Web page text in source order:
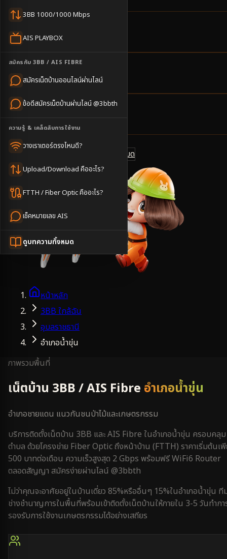
3BB 1000/1000 Mbps
AIS PLAYBOX
สมัครกับ 3BB / AIS FIBRE
สมัครเน็ตบ้านออนไลน์ผ่านไลน์
ข้อดีสมัครเน็ตบ้านผ่านไลน์ @3bbth
ความรู้ & เคล็ดลับการใช้งาน
วางเราเตอร์ตรงไหนดี?
Upload/Download คืออะไร?
FTTH / Fiber Optic คืออะไร?
เช็คหมายเลข AIS
ดูบทความทั้งหมด
4ตำบล
ครอบคลุมพื้นที่
3-5วันทำการ
นัดช่างติดตั้ง
ราคาเริ่มต้น
ดูแพ็กเกจทั้งหมด
หน้าหลัก
3BB ใกล้ฉัน
อุบลราชธานี
อำเภอน้ำขุ่น
ภาพรวมพื้นที่
เน็ตบ้าน 3BB / AIS Fibre อำเภอน้ำขุ่น
อำเภอชายแดน แนวกันชนป่าไม้และเกษตรกรรม
บริการติดตั้งเน็ตบ้าน 3BB และ AIS Fibre ในอำเภอน้ำขุ่น ครอบคลุม
ตำบล ด้วยโครงข่าย Fiber Optic ถึงหน้าบ้าน (FTTH) ราคาเริ่มต้นเ
500 บาทต่อเดือน ความเร็วสูงสุด 2 Gbps พร้อมฟรี WiFi6 Router
ตลอดสัญญา สมัครง่ายผ่านไลน์ @3bbth
ไม่ว่าคุณจะอาศัยอยู่ในบ้านเดี่ยว 85%หรืออื่นๆ 15%ในอำเภอน้ำขุ่น ที
ช่างชำนาญการในพื้นที่พร้อมเข้าติดตั้งเน็ตบ้านให้ภายใน 3-5 วันทำกา
รองรับการใช้งานเกษตรกรรมได้อย่างเสถียร